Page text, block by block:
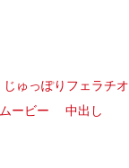
じゅっぽりフェラチオ
ービー
中出し